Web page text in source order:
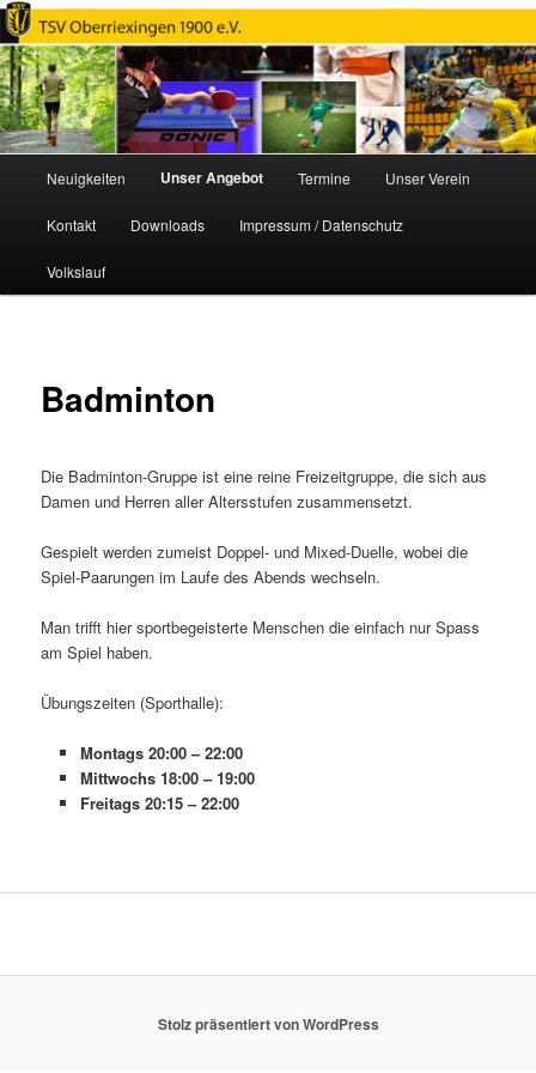
TSV Oberriexingen e.V. 1900
Zum
primären
Inhalt
Neuigkeiten Unser Angebot Termine Unser Verein
Kontakt Downloads Impressum / Datenschutz
Volkslauf
Badminton
Die Badminton-Gruppe ist eine reine Freizeitgruppe, die sich aus
Damen und Herren aller Altersstufen zusammensetzt.
Gespielt werden zumeist Doppel- und Mixed-Duelle, wobei die
Spiel-Paarungen im Laufe des Abends wechseln.
Man trifft hier sportbegeisterte Menschen die einfach nur Spass
am Spiel haben.
Übungszeiten (Sporthalle):
Montags 20:00 – 22:00
Mittwochs 18:00 – 19:00
Freitags 20:15 – 22:00
Stolz präsentiert von WordPress